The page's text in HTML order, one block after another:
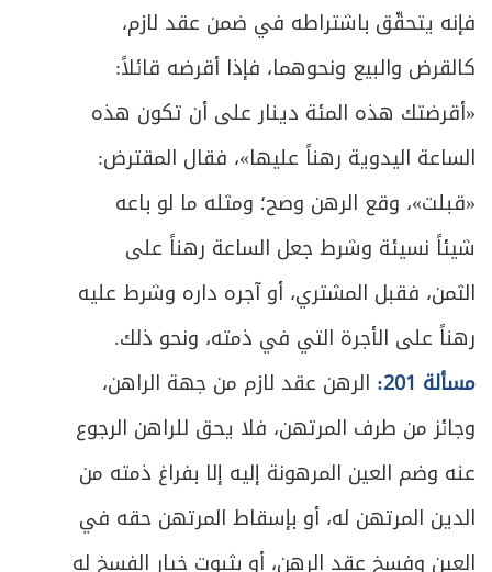
فإنه يتحقّق باشتراطه في ضمن عقد لازم،
كالقرض والبيع ونحوهما، فإذا أقرضه قائلاً:
«أقرضتك هذه المئة دينار على أن تكون هذه
الساعة اليدوية رهناً عليها»، فقال المقترض:
«قبلت»، وقع الرهن وصح؛ ومثله ما لو باعه
شيئاً نسيئة وشرط جعل الساعة رهناً على
الثمن، فقبل المشتري، أو آجره داره وشرط عليه
رهناً على الأجرة التي في ذمته، ونحو ذلك.
مسألة 201:
الرهن عقد لازم من جهة الراهن،
وجائز من طرف المرتهن، فلا يحق للراهن الرجوع
عنه وضم العين المرهونة إليه إلا بفراغ ذمته من
الدين المرتهن له، أو بإسقاط المرتهن حقه في
العين وفسخ عقد الرهن، أو بثبوت خيار الفسخ له
279 المبحث الأول: في ما به يتحقّق الغصب
ص
285 المبحث الثاني: في رد العين المغصوبة
293
المبحث الثالث: في ضمان المنافع والحقوق
المفوَّتة بالغصب
297 المبحث الرابع: في أحكام التنازع
ص
301 الفصل الثاني: في ضمان التالف
ص
303 المبحث الأول: في التلف الموجب للضمان
309 المبحث الثاني: في كيفية الضمان
314 المقصد الرابع: في أبواب متفرقة
ص
318 الباب الأول: في الوكالة